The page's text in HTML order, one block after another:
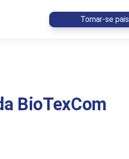
Tornar-se pais
BioTexCom